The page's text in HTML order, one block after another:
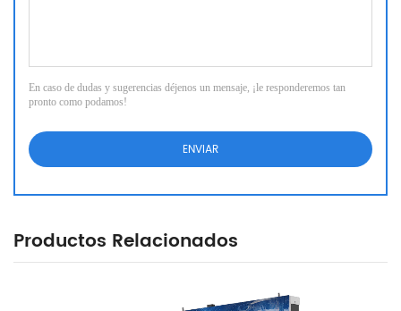
En caso de dudas y sugerencias déjenos un mensaje, ¡le responderemos tan
pronto como podamos!
Productos Relacionados